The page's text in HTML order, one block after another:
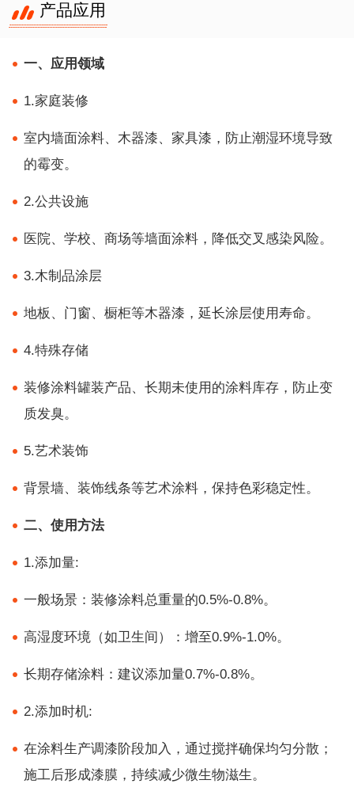
产品应用
一、应用领域
1.家庭装修
室内墙面涂料、木器漆、家具漆，防止潮湿环境导致
的霉变。
2.公共设施
医院、学校、商场等墙面涂料，降低交叉感染风险。
3.木制品涂层
地板、门窗、橱柜等木器漆，延长涂层使用寿命。
4.特殊存储
装修涂料罐装产品、长期未使用的涂料库存，防止变
质发臭。
5.艺术装饰
背景墙、装饰线条等艺术涂料，保持色彩稳定性。
二、使用方法
1.添加量:
一般场景：装修涂料总重量的0.5%-0.8%。
高湿度环境（如卫生间）：增至0.9%-1.0%。
长期存储涂料：建议添加量0.7%-0.8%。
2.添加时机:
在涂料生产调漆阶段加入，通过搅拌确保均匀分散；
施工后形成漆膜，持续减少微生物滋生。